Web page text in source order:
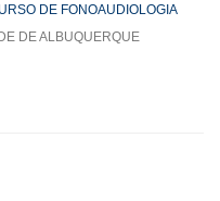
DE FONOAUDIOLOGIA
DE ALBUQUERQUE